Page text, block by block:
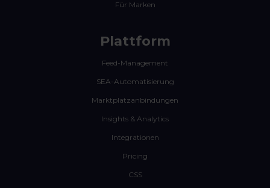
Für Marken
Plattform
Feed-Management
SEA-Automatisierung
Marktplatzanbindungen
Insights & Analytics
Integrationen
Pricing
CSS